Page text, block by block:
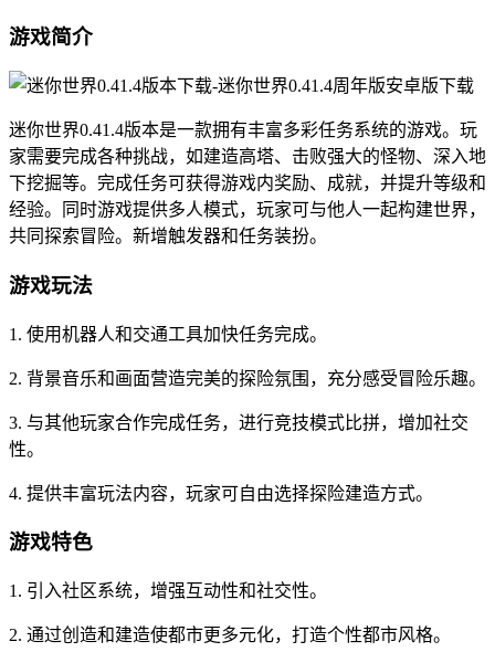
游戏简介
迷你世界0.41.4版本是一款拥有丰富多彩任务系统的游戏。玩
家需要完成各种挑战，如建造高塔、击败强大的怪物、深入地
下挖掘等。完成任务可获得游戏内奖励、成就，并提升等级和
经验。同时游戏提供多人模式，玩家可与他人一起构建世界，
共同探索冒险。新增触发器和任务装扮。
游戏玩法
1. 使用机器人和交通工具加快任务完成。
2. 背景音乐和画面营造完美的探险氛围，充分感受冒险乐趣。
3. 与其他玩家合作完成任务，进行竞技模式比拼，增加社交
性。
4. 提供丰富玩法内容，玩家可自由选择探险建造方式。
游戏特色
1. 引入社区系统，增强互动性和社交性。
2. 通过创造和建造使都市更多元化，打造个性都市风格。